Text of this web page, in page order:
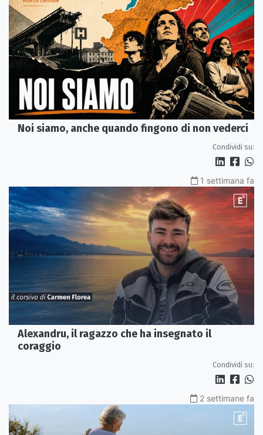
Noi siamo, anche quando fingono di non vederci
Condividi su:
1 settimana fa
Alexandru, il ragazzo che ha insegnato il
coraggio
Condividi su:
2 settimane fa